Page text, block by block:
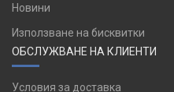
Новини
Използване на бисквитки
ОБСЛУЖВАНЕ НА КЛИЕНТИ
Условия за доставка